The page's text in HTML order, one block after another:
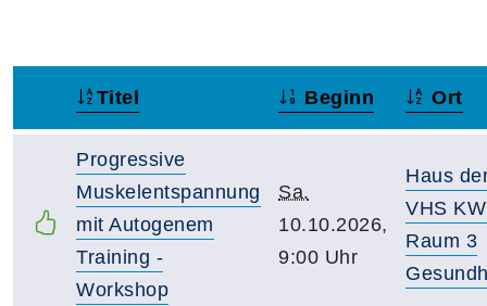
Titel Beginn Ort
Progressive
Muskelentspannung
mit Autogenem
Training -
Workshop
Sa.
10.10.2026,
9:00 Uhr
Haus
VHS
Raum 3